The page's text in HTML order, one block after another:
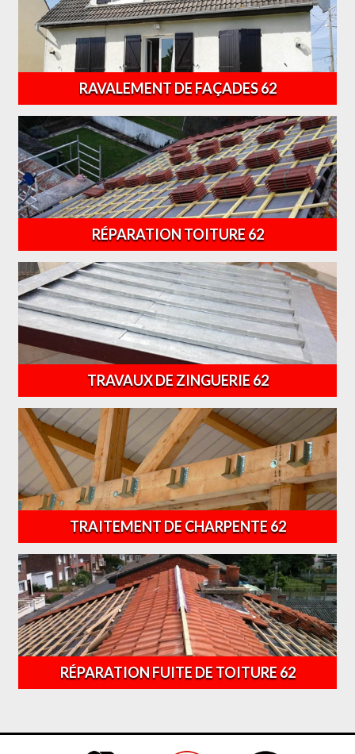
RAVALEMENT DE FAÇADES 62
RÉPARATION TOITURE 62
TRAVAUX DE ZINGUERIE 62
TRAITEMENT DE CHARPENTE 62
RÉPARATION FUITE DE TOITURE 62